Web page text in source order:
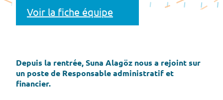
Voir la fiche équipe
Depuis la rentrée, Suna Alagöz nous a rejoint sur
un poste de Responsable administratif et
financier.